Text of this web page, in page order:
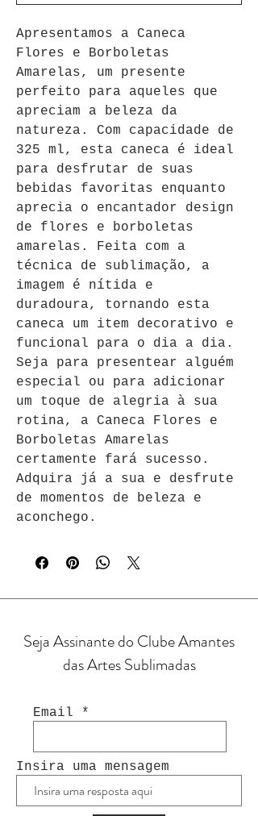
Apresentamos a Caneca
Flores e Borboletas
Amarelas, um presente
perfeito para aqueles que
apreciam a beleza da
natureza. Com capacidade de
325 ml, esta caneca é ideal
para desfrutar de suas
bebidas favoritas enquanto
aprecia o encantador design
de flores e borboletas
amarelas. Feita com a
técnica de sublimação, a
imagem é nítida e
duradoura, tornando esta
caneca um item decorativo e
funcional para o dia a dia.
Seja para presentear alguém
especial ou para adicionar
um toque de alegria à sua
rotina, a Caneca Flores e
Borboletas Amarelas
certamente fará sucesso.
Adquira já a sua e desfrute
de momentos de beleza e
aconchego.
Seja Assinante do Clube Amantes
das Artes Sublimadas
Email
Insira uma mensagem